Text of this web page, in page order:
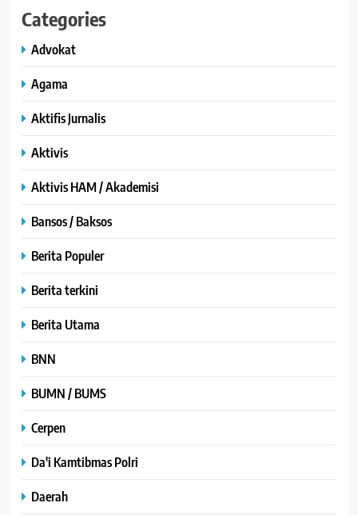
Categories
Advokat
Agama
Aktifis Jurnalis
Aktivis
Aktivis HAM / Akademisi
Bansos / Baksos
Berita Populer
Berita terkini
Berita Utama
BNN
BUMN / BUMS
Cerpen
Da'i Kamtibmas Polri
Daerah